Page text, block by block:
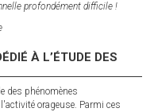
profondément difficile !
À L’ÉTUDE DES
des phénomènes
orageuse. Parmi ces